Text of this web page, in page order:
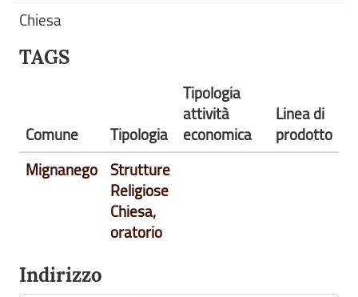
Chiesa
TAGS
Comune Tipologia
Tipologia
attività
economica
Linea di
prodotto
Mignanego
Strutture
Religiose
Chiesa,
oratorio
Indirizzo